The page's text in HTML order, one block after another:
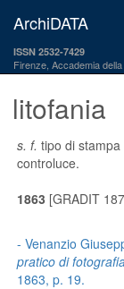
ArchiDATA
ISSN 2532-7429
Firenze, Accademia
litofania
s. f. tipo di
controluce.
1863 [GRADIT
- Venanzio
pratico di
1863, p. 19.